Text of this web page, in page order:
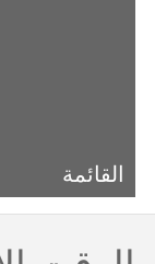
القائمة